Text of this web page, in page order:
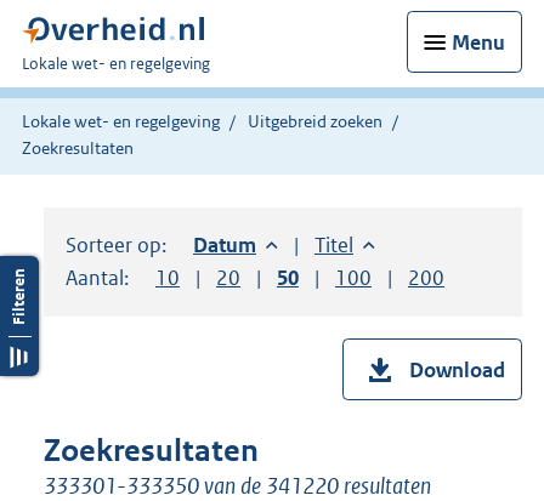
Menu
U
bent
hier:
Lokale wet- en regelgeving
Lokale wet- en regelgeving
Uitgebreid zoeken
Zoekresultaten
Sorteer op: Sorteer op:
Datum aflopendSorteer op:
Titel oplopend
Aantal:
Toon
10 resultaten per pagina
Toon
20 resultaten per pagina
Toon
50 resultaten per pagina
Toon
100 resultaten per
Toon
200
Download
Zoekresultaten
333301-333350 van de 341220 resultaten